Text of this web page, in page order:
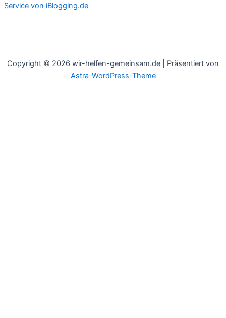
Service von iBlogging.de
Copyright © 2026 wir-helfen-gemeinsam.de | Präsentiert von
Astra-WordPress-Theme